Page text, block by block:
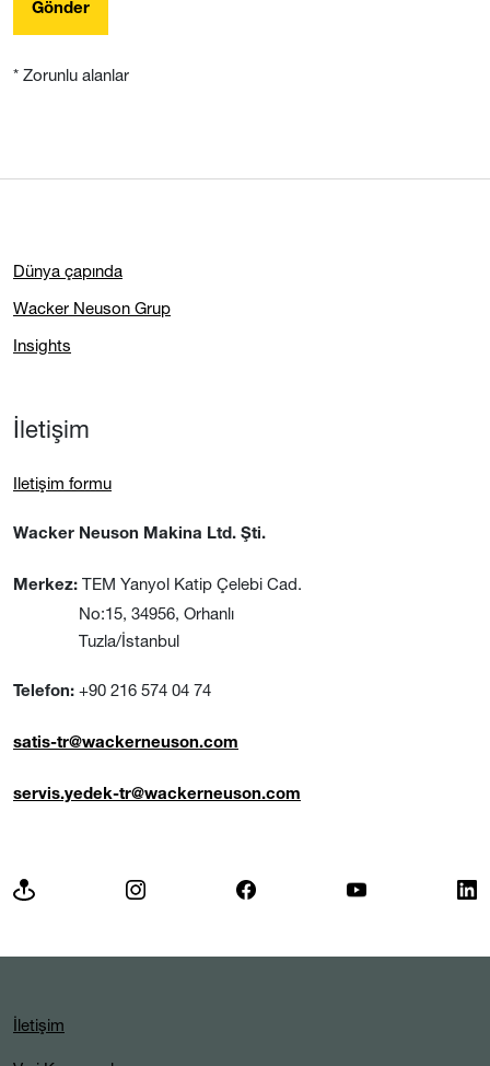
Gönder
* Zorunlu alanlar
Dünya çapında
Wacker Neuson Grup
Insights
İletişim
Iletişim formu
Wacker Neuson Makina Ltd. Şti.
Merkez: TEM Yanyol Katip Çelebi Cad.
No:15, 34956, Orhanlı
Tuzla/İstanbul
Telefon: +90 216 574 04 74
satis-tr@wackerneuson.com
servis.yedek-tr@wackerneuson.com
İletişim